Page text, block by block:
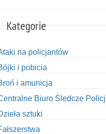
Kategorie
na policjantów
i pobicia
i amunicja
Biuro Śledcze
sztuki